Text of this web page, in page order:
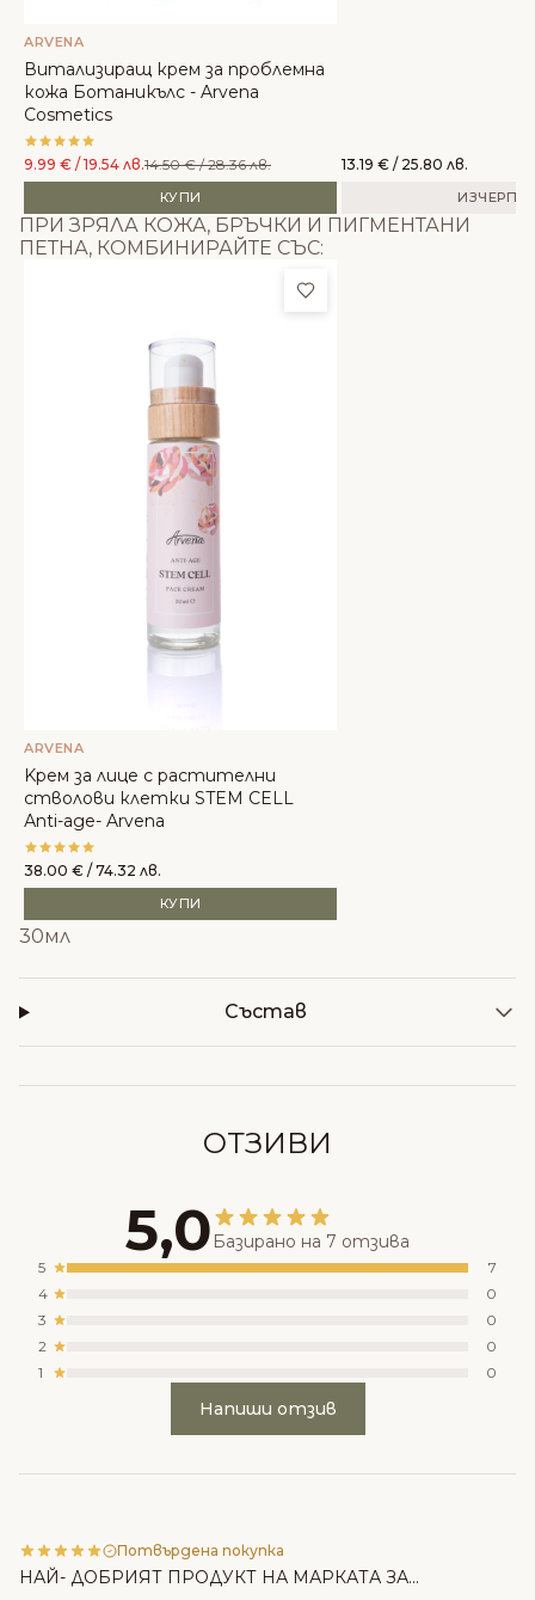
ARVENA
Витализиращ крем за проблемна
кожа Ботаникълс - Arvena
Cosmetics
9.99 € / 19.54 лв.14.50€/ 28.36 лв.
КУПИ
13.19€ / 25.80 лв.
ПРИ ЗРЯЛА КОЖА, БРЪЧКИ И ПИГМЕНТАНИ
ПЕТНА, КОМБИНИРАЙТЕ СЪС:
Добави в любими
ARVENA
Kрем за лице с растителни
стволови клетки STEM CELL
Аnti-age- Arvena
38.00 € / 74.32 лв.
КУПИ
30мл
Състав
ОТЗИВИ
5,0 Базирано на 7 отзива
5
7
4
0
3
0
2
0
1
0
Напиши отзив
Потвърдена покупка
НАЙ- ДОБРИЯТ ПРОДУКТ НА МАРКАТА ЗА...